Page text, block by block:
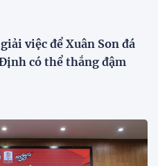
FPT Play 2026: Hứa
đầu cả nước, VCK U21
hứa hẹn tạo nên cuộc
phóng cho những